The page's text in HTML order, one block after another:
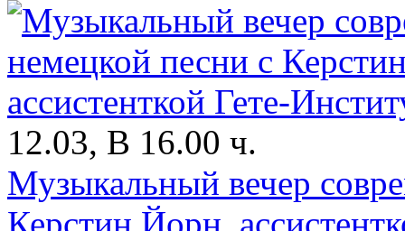
12.03, В 16.00 ч.
Музыкальный вечер
Керстин Йорн,